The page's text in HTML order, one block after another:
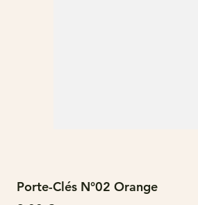
Porte-Clés N°02 Orange